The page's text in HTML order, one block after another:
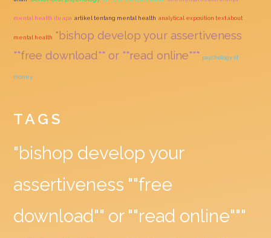
mental health itu apa artikel tentang mental health analytical exposition text about
mental health
"bishop develop your assertiveness
""free download"" or ""read online""" psychology of
money
TAGS
"bishop develop your
assertiveness ""free
download"" or ""read online"""